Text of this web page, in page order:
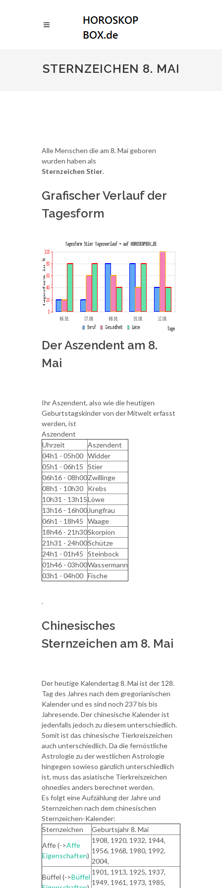
STERNZEICHEN 8. MAI
Alle Menschen die am 8. Mai geboren
wurden haben als
Sternzeichen Stier.
Grafischer Verlauf der
Tagesform
Der Aszendent am 8.
Mai
Ihr Aszendent, also wie die heutigen
Geburtstagskinder von der Mitwelt erfasst
werden, ist
Aszendent
Uhrzeit
Aszendent
04h1 - 05h00 Widder
05h1 - 06h15 Stier
06h16 - 08h00Zwillinge
08h1 - 10h30 Krebs
10h31 - 13h15Löwe
13h16 - 16h00 Jungfrau
06h1 - 18h45 Waage
18h46 - 21h30Skorpion
21h31 - 24h00Schütze
24h1 - 01h45 Steinbock
01h46 - 03h00Wassermann
03h1 - 04h00 Fische
.
Chinesisches
Sternzeichen am 8. Mai
Der heutige Kalendertag 8. Mai ist der 128.
Tag des Jahres nach dem gregorianischen
Kalender und es sind noch 237 bis bis
Jahresende. Der chinesische Kalender ist
jedenfalls jedoch zu diesem unterschiedlich.
Somit ist das chinesische Tierkreiszeichen
auch unterschiedlich. Da die fernöstliche
Astrologie zu der westlichen Astrologie
hingegen sowieso gänzlich unterschiedlich
ist, muss das asiatische Tierkreiszeichen
ohnedies anders berechnet werden.
Es folgt eine Aufzählung der Jahre und
Sternzeichen nach dem chinesischen
Sternzeichen-Kalender:
Sternzeichen
Geburtsjahr 8. Mai
Affe (->Affe
Eigenschaften)
1908, 1920, 1932, 1944,
1956, 1968, 1980, 1992,
2004,
Büffel (->Büffel
1901, 1913, 1925, 1937,
1949, 1961, 1973, 1985,